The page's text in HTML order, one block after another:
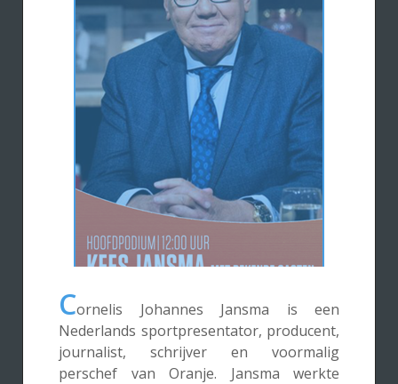
Cornelis Johannes Jansma is een
Nederlands sportpresentator, producent,
journalist, schrijver en voormalig
perschef van Oranje. Jansma werkte